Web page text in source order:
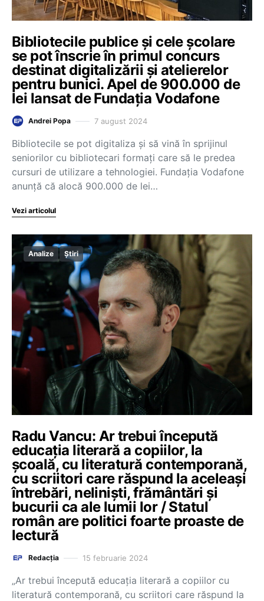
Bibliotecile publice și cele școlare
se pot înscrie în primul concurs
destinat digitalizării și atelierelor
pentru bunici. Apel de 900.000 de
lei lansat de Fundația Vodafone
Andrei Popa 7 august 2024
Bibliotecile se pot digitaliza și să vină în sprijinul
seniorilor cu bibliotecari formați care să le predea
cursuri de utilizare a tehnologiei. Fundația Vodafone
anunță că alocă 900.000 de lei…
Vezi articolul
Analize Știri
Radu Vancu: Ar trebui începută
educația literară a copiilor, la
școală, cu literatură contemporană,
cu scriitori care răspund la aceleași
întrebări, neliniști, frământări și
bucurii ca ale lumii lor / Statul
român are politici foarte proaste de
lectură
Redacția 15 februarie 2024
„Ar trebui începută educația literară a copiilor cu
literatură contemporană, cu scriitori care răspund la